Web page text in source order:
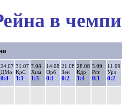
в
24.07
ДМо
0:4
31.07
КрС
1:1
7.08
Хим
1:3
14.08
Орб
0:1
21.08
Зен
0:2
28.08
Кдр
1:4
5.09
Рст
0:1
11.09
Урл
0:2